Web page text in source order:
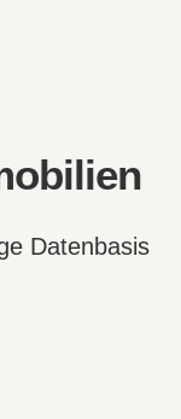
Datenbasis